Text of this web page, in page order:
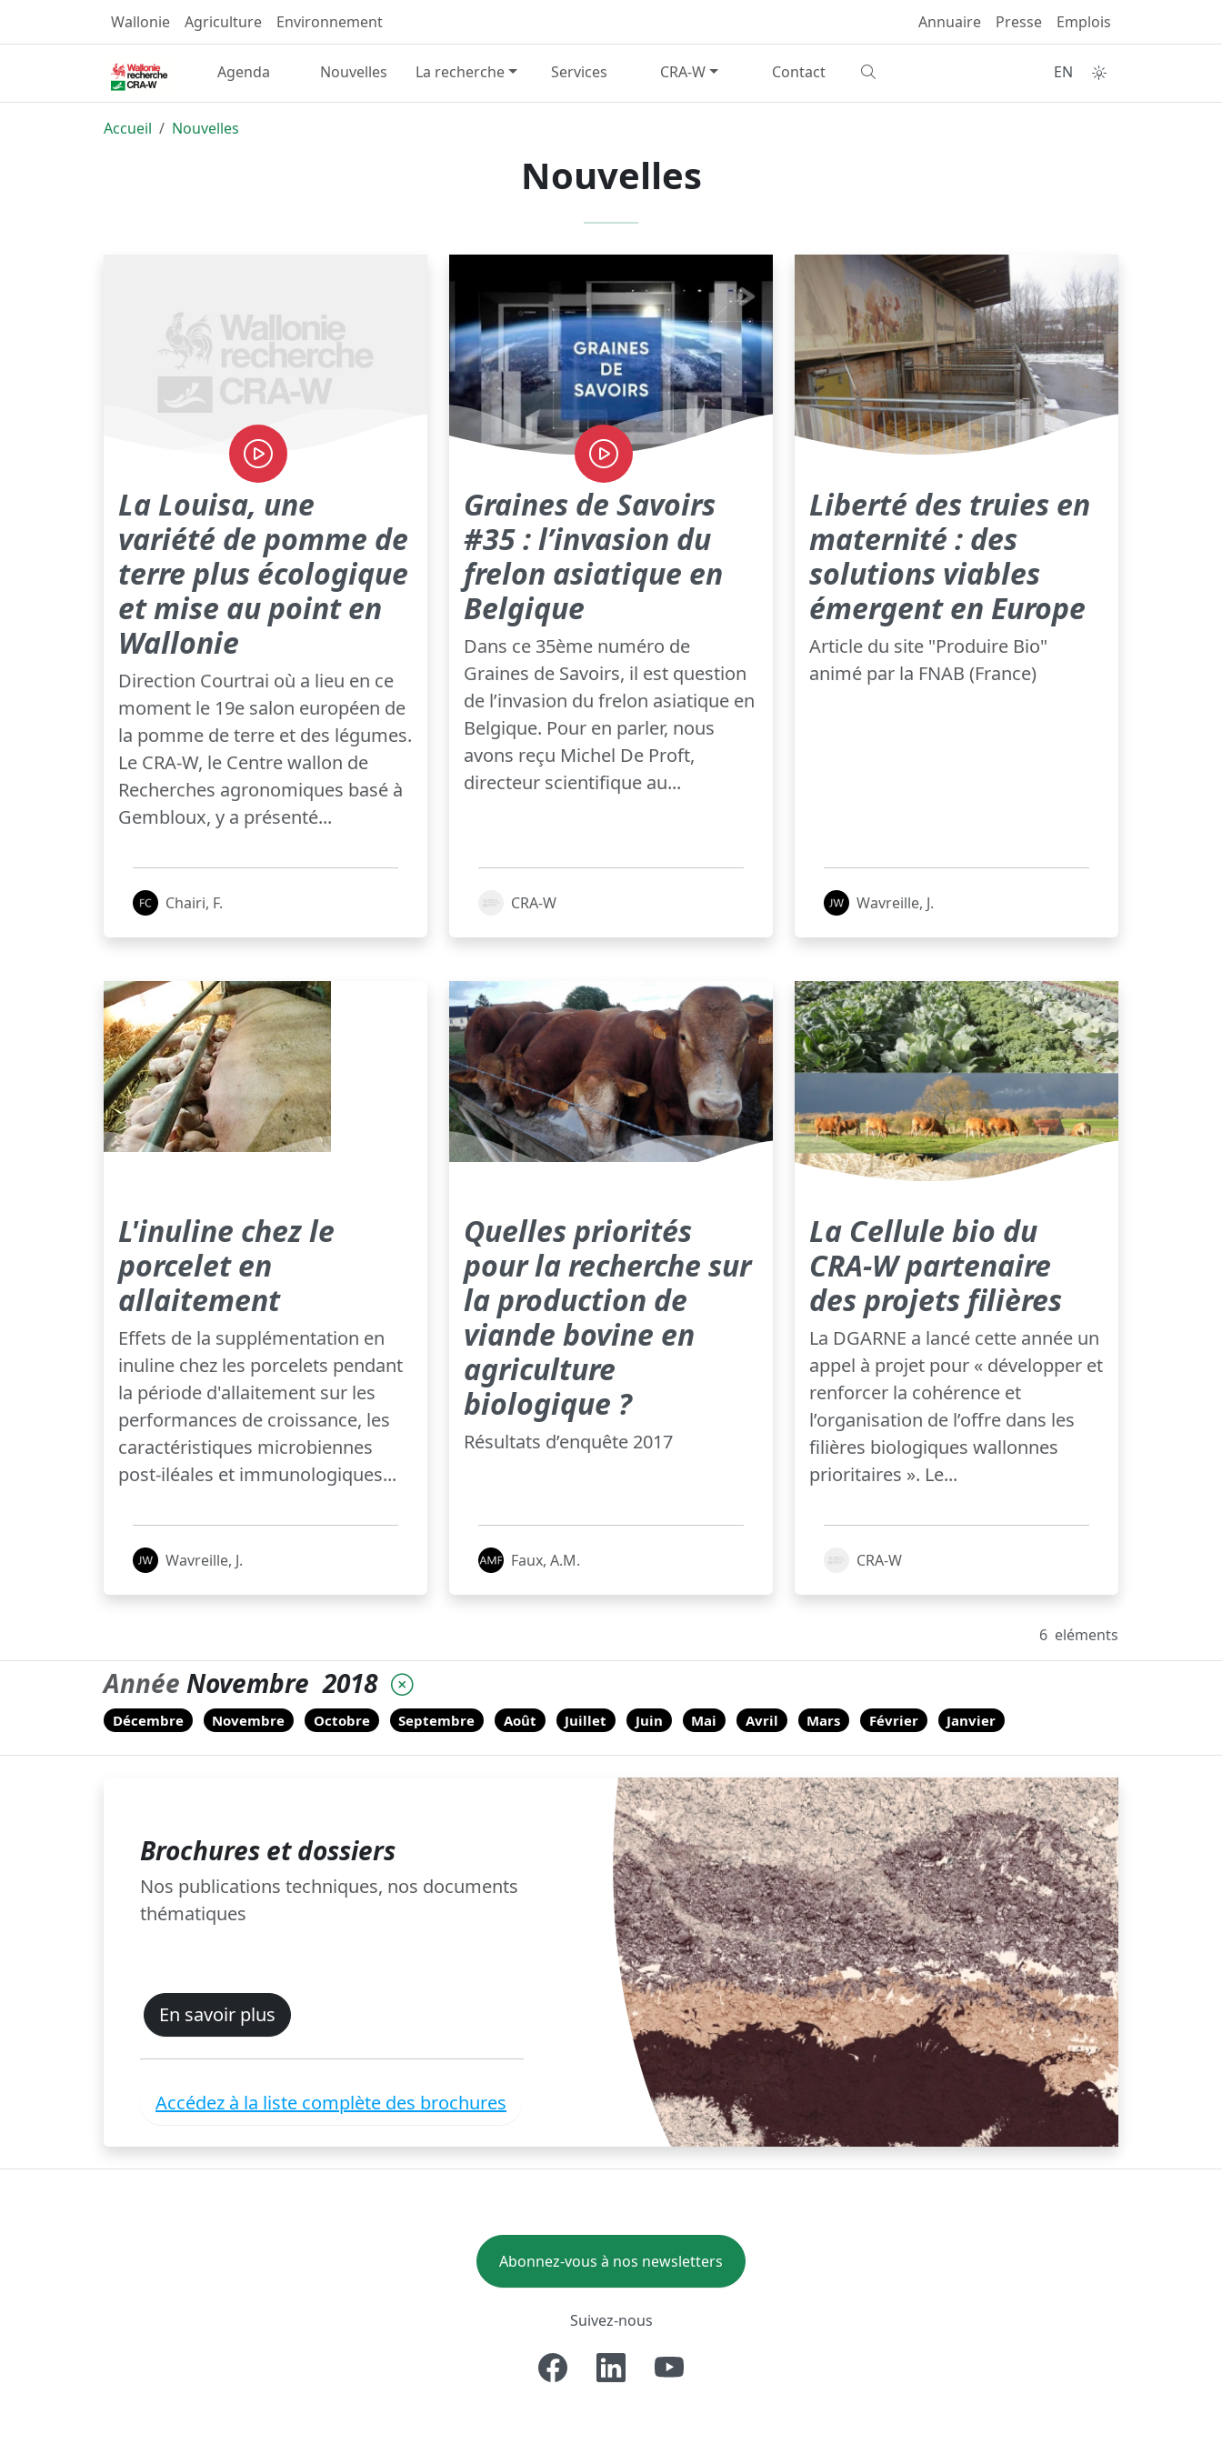
Wallonie Agriculture Environnement Annuaire Presse Emplois
Agenda Nouvelles La recherche Services CRA-W Contact EN
Accueil Nouvelles
Nouvelles
La Louisa, une
variété de pomme de
terre plus écologique
et mise au point en
Wallonie
Direction Courtrai où a lieu en ce
moment le 19e salon européen de
la pomme de terre et des légumes.
Le CRA-W, le Centre wallon de
Recherches agronomiques basé à
Gembloux, y a présenté...
Chairi, F.
Graines de Savoirs
#35 : l’invasion du
frelon asiatique en
Belgique
Dans ce 35ème numéro de
Graines de Savoirs, il est question
de l’invasion du frelon asiatique en
Belgique. Pour en parler, nous
avons reçu Michel De Proft,
directeur scientifique au...
CRA-W
Liberté des truies en
maternité : des
solutions viables
émergent en Europe
Article du site "Produire Bio"
animé par la FNAB (France)
Wavreille, J.
L'inuline chez le
porcelet en
allaitement
Effets de la supplémentation en
inuline chez les porcelets pendant
la période d'allaitement sur les
performances de croissance, les
caractéristiques microbiennes
post-iléales et immunologiques...
Wavreille, J.
Quelles priorités
pour la recherche sur
la production de
viande bovine en
agriculture
biologique ?
Résultats d’enquête 2017
Faux, A.M.
La Cellule bio du
CRA-W partenaire
des projets filières
La DGARNE a lancé cette année un
appel à projet pour « développer et
renforcer la cohérence et
l’organisation de l’offre dans les
filières biologiques wallonnes
prioritaires ». Le...
CRA-W
6 eléments
Année Novembre 2018
Décembre Novembre Octobre Septembre Août Juillet Juin Mai Avril Mars Février Janvier
Brochures et dossiers
Nos publications techniques, nos documents
thématiques
En savoir plus
Accédez à la liste complète des brochures
Abonnez-vous à nos newsletters
Suivez-nous